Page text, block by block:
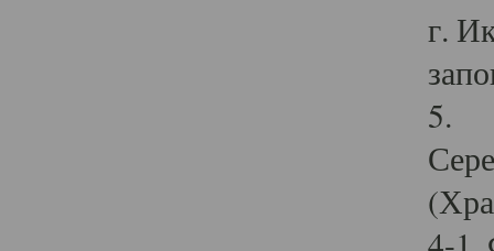
г.
5.